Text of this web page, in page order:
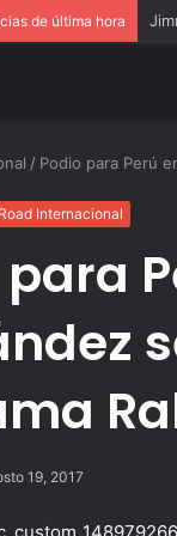
de última hora
/ Podio para Perú
Internacional
para
19, 2017